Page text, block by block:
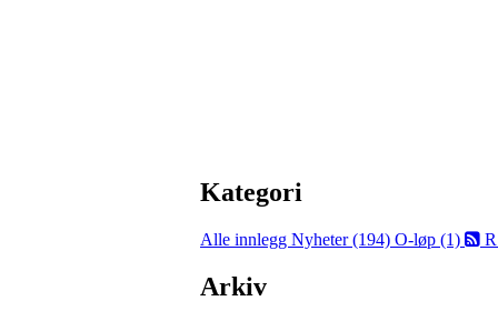
Kategori
Alle innlegg Nyheter (194) O-løp (1)
Arkiv